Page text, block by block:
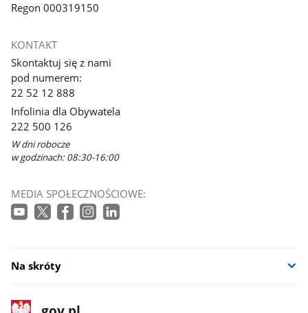
Regon 000319150
KONTAKT
Skontaktuj się z nami
pod numerem:
22 52 12 888
Infolinia dla Obywatela
222 500 126
W dni robocze
w godzinach: 08:30-16:00
MEDIA SPOŁECZNOŚCIOWE:
Na skróty
stopkaStrona